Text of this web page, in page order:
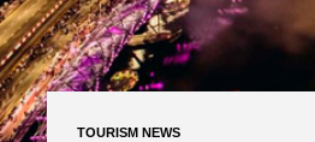
TOURISM NEWS